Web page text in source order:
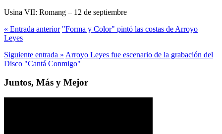
Usina VII: Romang – 12 de septiembre
« Entrada anterior "Forma y Color" pintó las costas de Arroyo
Leyes
Siguiente entrada » Arroyo Leyes fue escenario de la grabación del
Disco "Cantá Conmigo"
Juntos, Más y Mejor